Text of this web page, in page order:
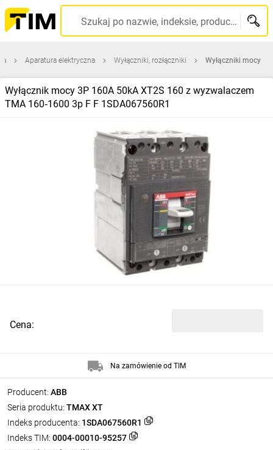
Szukaj po nazwie, indeksie, producencie, kodzie kreskowym...
Aparatura elektryczna Wyłączniki, rozłączniki Wyłączniki mocy
Wyłącznik mocy 3P 160A 50kA XT2S 160 z wyzwalaczem
TMA 160‑1600 3p F F 1SDA067560R1
Producent: ABB
Seria produktu: TMAX XT
Indeks producenta: 1SDA067560R1
Indeks TIM: 0004-00010-95257
Cena:
Na zamówienie od TIM